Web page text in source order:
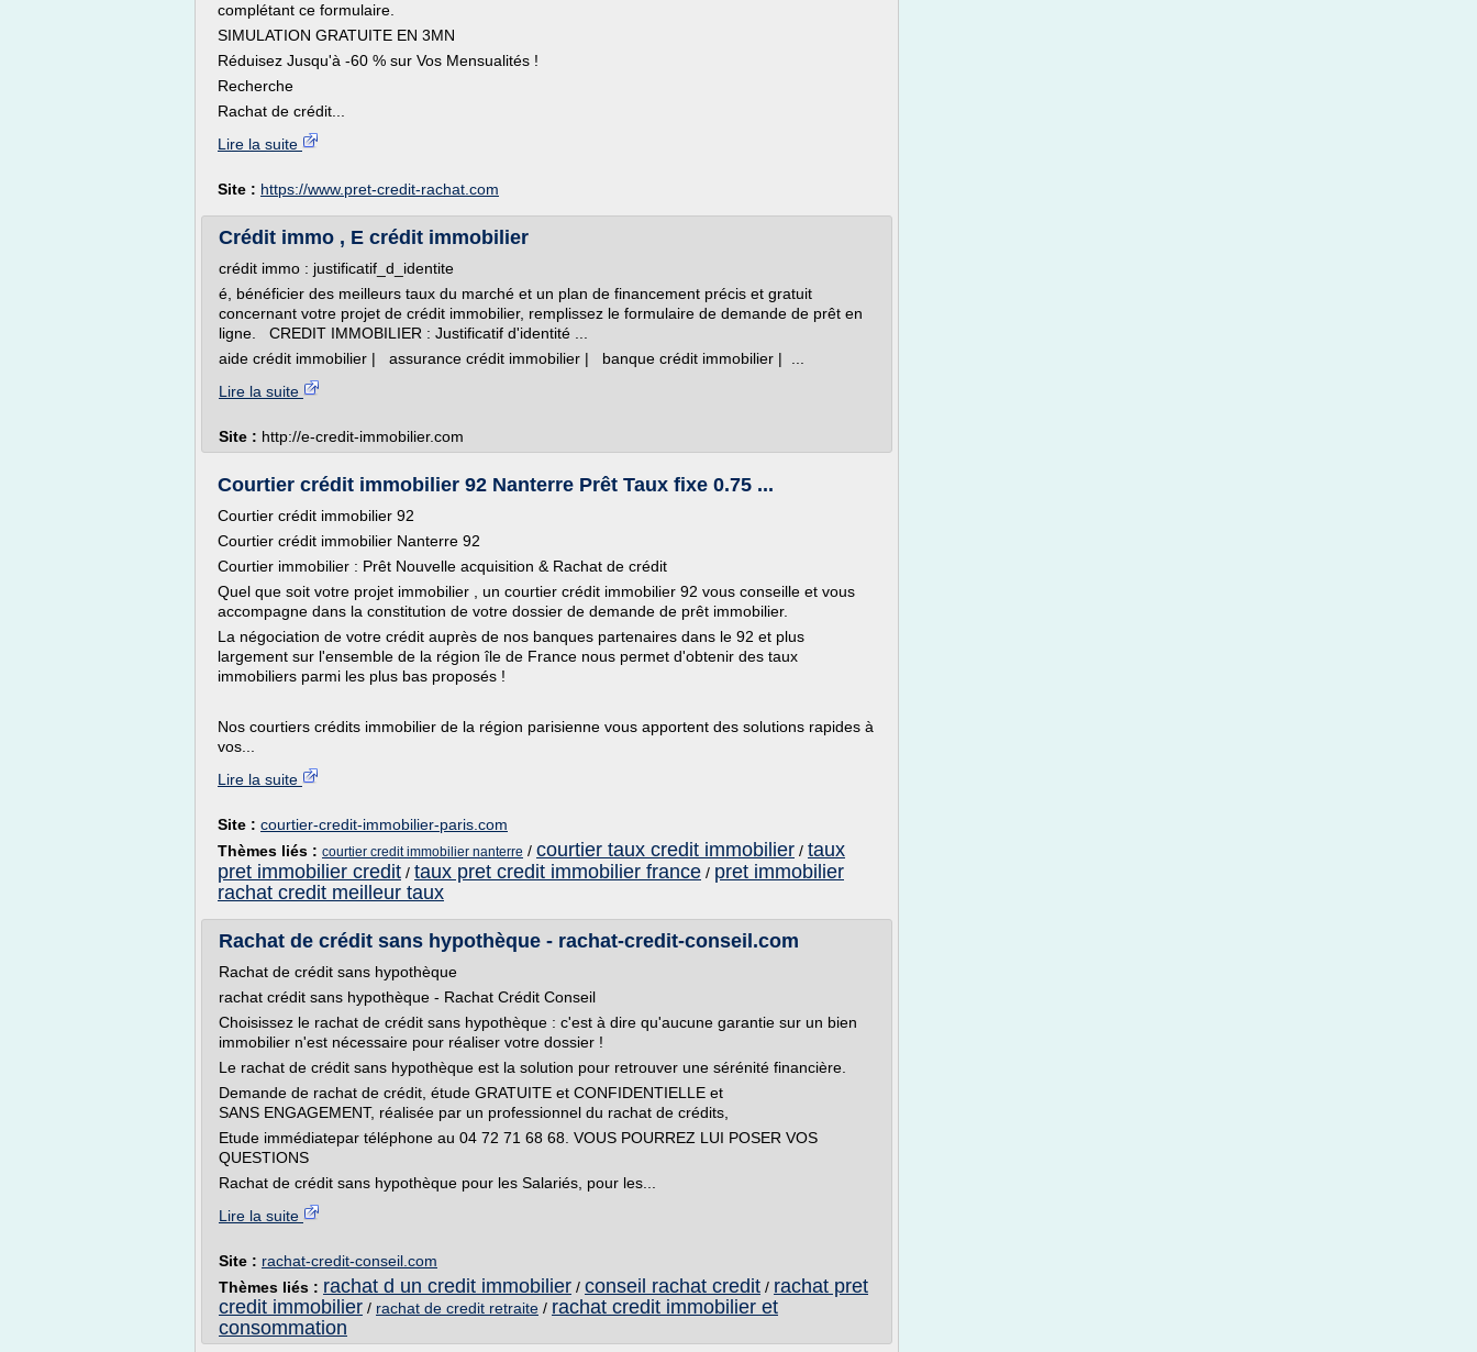
complétant ce formulaire.
SIMULATION GRATUITE EN 3MN
Réduisez Jusqu'à -60 % sur Vos Mensualités !
Recherche
Rachat de crédit...
Lire la suite
Site : https://www.pret-credit-rachat.com
Crédit immo , E crédit immobilier
crédit immo : justificatif_d_identite
é, bénéficier des meilleurs taux du marché et un plan de financement précis et gratuit
concernant votre projet de crédit immobilier, remplissez le formulaire de demande de prêt en
ligne. CREDIT IMMOBILIER : Justificatif d'identité ...
aide crédit immobilier | assurance crédit immobilier | banque crédit immobilier | ...
Lire la suite
Site : http://e-credit-immobilier.com
Courtier crédit immobilier 92 Nanterre Prêt Taux fixe 0.75 ...
Courtier crédit immobilier 92
Courtier crédit immobilier Nanterre 92
Courtier immobilier : Prêt Nouvelle acquisition & Rachat de crédit
Quel que soit votre projet immobilier , un courtier crédit immobilier 92 vous conseille et vous
accompagne dans la constitution de votre dossier de demande de prêt immobilier.
La négociation de votre crédit auprès de nos banques partenaires dans le 92 et plus
largement sur l'ensemble de la région île de France nous permet d'obtenir des taux
immobiliers parmi les plus bas proposés !
Nos courtiers crédits immobilier de la région parisienne vous apportent des solutions rapides à
vos...
Lire la suite
Site : courtier-credit-immobilier-paris.com
Thèmes liés : courtier credit immobilier nanterre / courtier taux credit immobilier / taux
pret immobilier credit / taux pret credit immobilier france / pret immobilier
rachat credit meilleur taux
Rachat de crédit sans hypothèque - rachat-credit-conseil.com
Rachat de crédit sans hypothèque
rachat crédit sans hypothèque - Rachat Crédit Conseil
Choisissez le rachat de crédit sans hypothèque : c'est à dire qu'aucune garantie sur un bien
immobilier n'est nécessaire pour réaliser votre dossier !
Le rachat de crédit sans hypothèque est la solution pour retrouver une sérénité financière.
Demande de rachat de crédit, étude GRATUITE et CONFIDENTIELLE et
SANS ENGAGEMENT, réalisée par un professionnel du rachat de crédits,
Etude immédiatepar téléphone au 04 72 71 68 68. VOUS POURREZ LUI POSER VOS
QUESTIONS
Rachat de crédit sans hypothèque pour les Salariés, pour les...
Lire la suite
Site : rachat-credit-conseil.com
Thèmes liés : rachat d un credit immobilier / conseil rachat credit / rachat pret
credit immobilier / rachat de credit retraite / rachat credit immobilier et
consommation